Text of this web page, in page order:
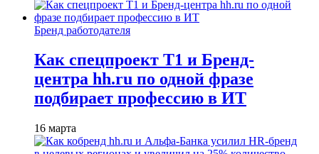
Бренд работодателя
Как спецпроект T1 и Бренд-
центра hh.ru по одной фразе
подбирает профессию в ИТ
16 марта